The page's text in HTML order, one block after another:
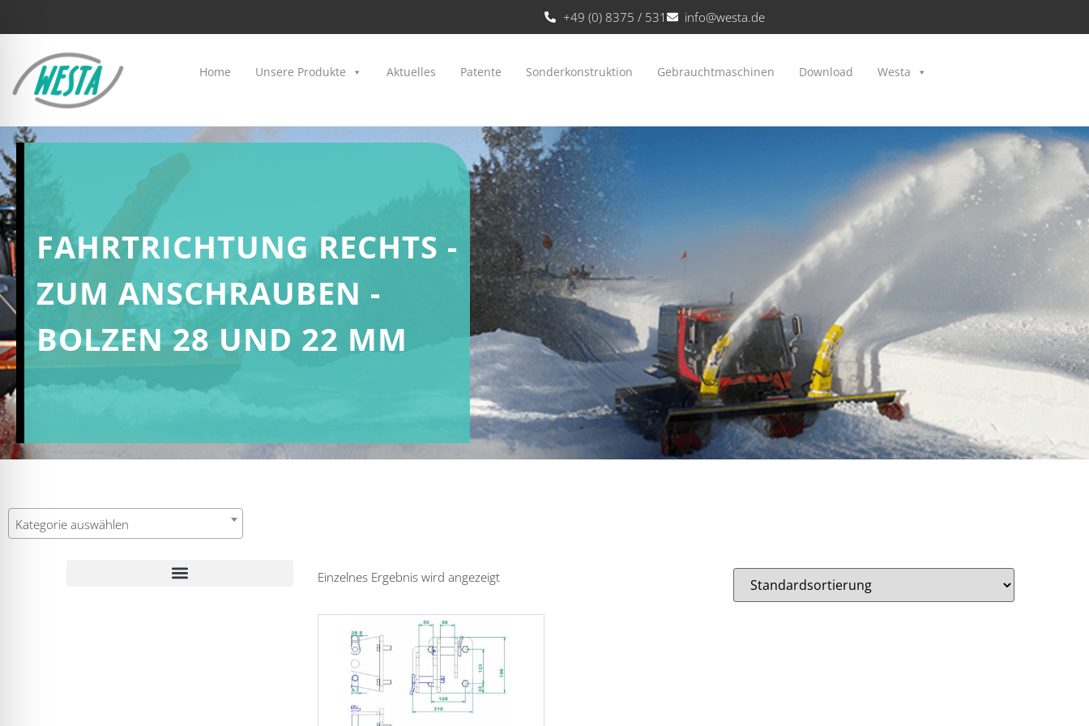
+49 (0) 8375 / 531 info@westa.de
Home Unsere Produkte Aktuelles Patente Sonderkonstruktion Gebrauchtmaschinen Download Westa
FAHRTRICHTUNG RECHTS -
ZUM ANSCHRAUBEN -
BOLZEN 28 UND 22 MM
Kategorie auswählen
Einzelnes Ergebnis wird angezeigt